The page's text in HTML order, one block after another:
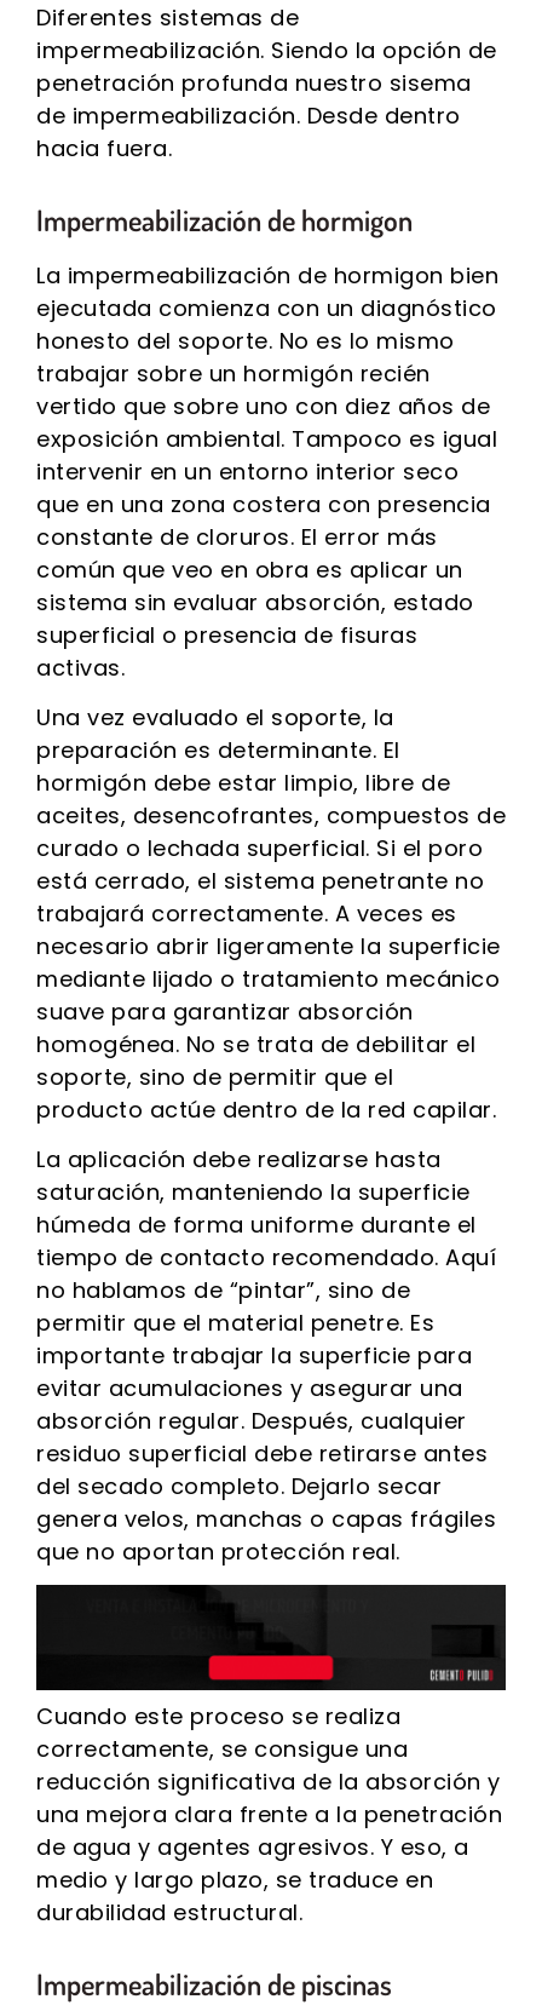
Diferentes sistemas de
impermeabilización. Siendo la opción de
penetración profunda nuestro sisema
de impermeabilización. Desde dentro
hacia fuera.
Impermeabilización de hormigon
La impermeabilización de hormigon bien
ejecutada comienza con un diagnóstico
honesto del soporte. No es lo mismo
trabajar sobre un hormigón recién
vertido que sobre uno con diez años de
exposición ambiental. Tampoco es igual
intervenir en un entorno interior seco
que en una zona costera con presencia
constante de cloruros. El error más
común que veo en obra es aplicar un
sistema sin evaluar absorción, estado
superficial o presencia de fisuras
activas.
Una vez evaluado el soporte, la
preparación es determinante. El
hormigón debe estar limpio, libre de
aceites, desencofrantes, compuestos de
curado o lechada superficial. Si el poro
está cerrado, el sistema penetrante no
trabajará correctamente. A veces es
necesario abrir ligeramente la superficie
mediante lijado o tratamiento mecánico
suave para garantizar absorción
homogénea. No se trata de debilitar el
soporte, sino de permitir que el
producto actúe dentro de la red capilar.
La aplicación debe realizarse hasta
saturación, manteniendo la superficie
húmeda de forma uniforme durante el
tiempo de contacto recomendado. Aquí
no hablamos de “pintar”, sino de
permitir que el material penetre. Es
importante trabajar la superficie para
evitar acumulaciones y asegurar una
absorción regular. Después, cualquier
residuo superficial debe retirarse antes
del secado completo. Dejarlo secar
genera velos, manchas o capas frágiles
que no aportan protección real.
Cuando este proceso se realiza
correctamente, se consigue una
reducción significativa de la absorción y
una mejora clara frente a la penetración
de agua y agentes agresivos. Y eso, a
medio y largo plazo, se traduce en
durabilidad estructural.
Impermeabilización de piscinas